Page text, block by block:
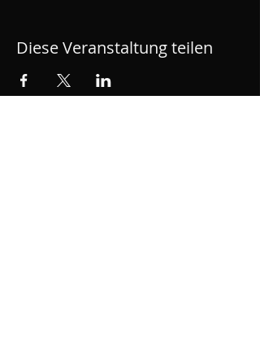
Diese Veranstaltung teilen